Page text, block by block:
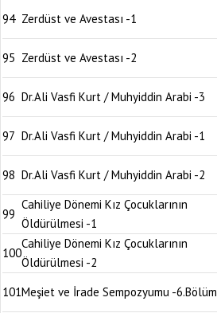
94 Zerdüst ve Avestası -1
95 Zerdüst ve Avestası -2
96 Dr.Ali Vasfi Kurt / Muhyiddin Arabi -3
97 Dr.Ali Vasfi Kurt / Muhyiddin Arabi -1
98 Dr.Ali Vasfi Kurt / Muhyiddin Arabi -2
99
Cahiliye Dönemi Kız Çocuklarının
Öldürülmesi -1
100
Cahiliye Dönemi Kız Çocuklarının
Öldürülmesi -2
101Meşiet ve İrade Sempozyumu -6.Bölüm